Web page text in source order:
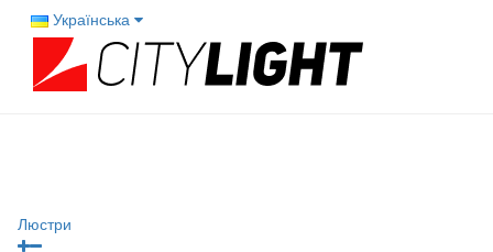
Українська
Люстри